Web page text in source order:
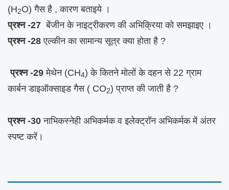
(H2O) गैस है , कारण बताइये ।
प्रश्न -27 बेंजीन के नाइट्रीकरण की अभिक्रिया को समझाइए ।
प्रश्न -28 एल्कीन का सामान्य सूत्र क्या होता है ?
प्रश्न -29मेथेन (CH4) के कितने मोलों के दहन से 22 ग्राम
कार्बन डाइऑक्साइड गैस ( CO2) प्राप्त की जाती है ?
प्रश्न -30 नाभिकस्नेही अभिकर्मक व इलेक्ट्रॉन अभिकर्मक में अंतर
स्पष्ट करें।